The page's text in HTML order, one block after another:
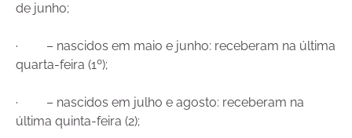
de junho;
· – nascidos em maio e junho: receberam na última
quarta-feira (1º);
· – nascidos em julho e agosto: receberam na
última quinta-feira (2);